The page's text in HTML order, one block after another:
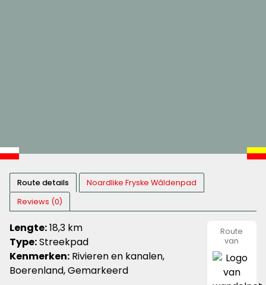
Route details
Noardlike Fryske Wâldenpad
Reviews (0)
Lengte:18,3 km
Type:Streekpad
Kenmerken: Rivieren en kanalen,
Boerenland, Gemarkeerd
Route
van